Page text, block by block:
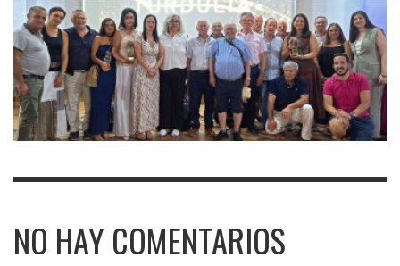
NO HAY COMENTARIOS